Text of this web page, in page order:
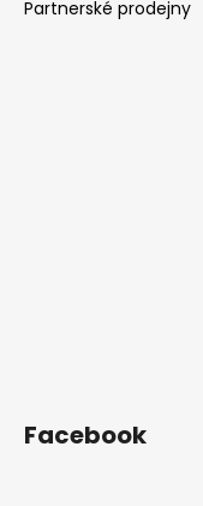
Partnerské prodejny
Facebook